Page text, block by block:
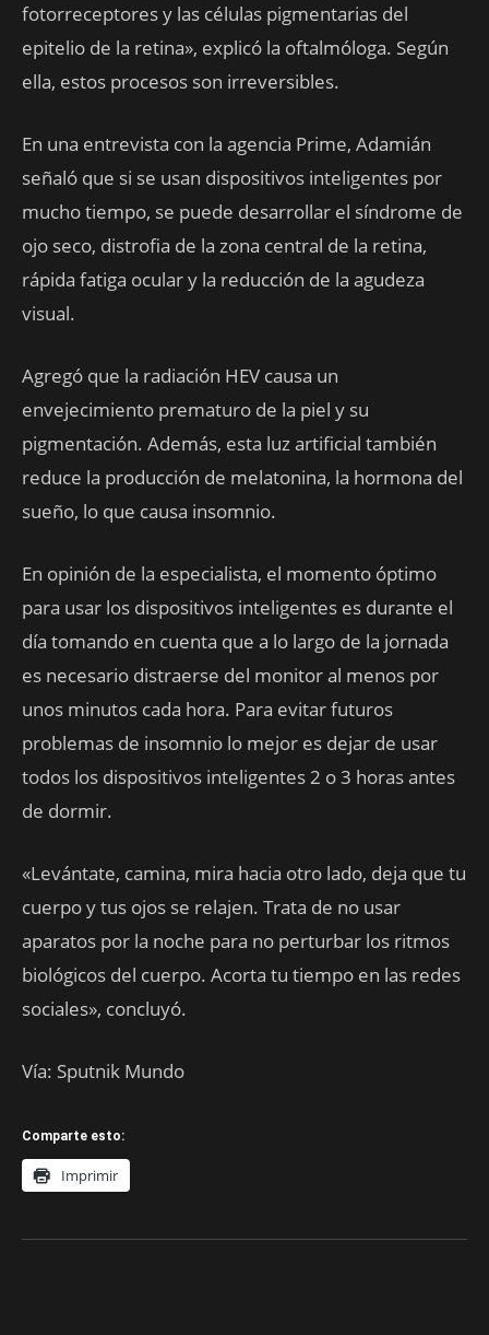
fotorreceptores y las células pigmentarias del
epitelio de la retina», explicó la oftalmóloga. Según
ella, estos procesos son irreversibles.
En una entrevista con la agencia Prime, Adamián
señaló que si se usan dispositivos inteligentes por
mucho tiempo, se puede desarrollar el síndrome de
ojo seco, distrofia de la zona central de la retina,
rápida fatiga ocular y la reducción de la agudeza
visual.
Agregó que la radiación HEV causa un
envejecimiento prematuro de la piel y su
pigmentación. Además, esta luz artificial también
reduce la producción de melatonina, la hormona del
sueño, lo que causa insomnio.
En opinión de la especialista, el momento óptimo
para usar los dispositivos inteligentes es durante el
día tomando en cuenta que a lo largo de la jornada
es necesario distraerse del monitor al menos por
unos minutos cada hora. Para evitar futuros
problemas de insomnio lo mejor es dejar de usar
todos los dispositivos inteligentes 2 o 3 horas antes
de dormir.
«Levántate, camina, mira hacia otro lado, deja que tu
cuerpo y tus ojos se relajen. Trata de no usar
aparatos por la noche para no perturbar los ritmos
biológicos del cuerpo. Acorta tu tiempo en las redes
sociales», concluyó.
Vía: Sputnik Mundo
Comparte esto:
Imprimir